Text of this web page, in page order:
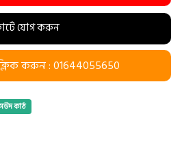
যোগ করুন
করুন : 01644055650
কাঠ